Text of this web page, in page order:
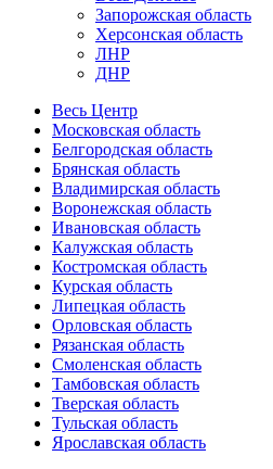
Запорожская область
Херсонская область
ЛНР
ДНР
Весь Центр
Московская область
Белгородская область
Брянская область
Владимирская область
Воронежская область
Ивановская область
Калужская область
Костромская область
Курская область
Липецкая область
Орловская область
Рязанская область
Смоленская область
Тамбовская область
Тверская область
Тульская область
Ярославская область